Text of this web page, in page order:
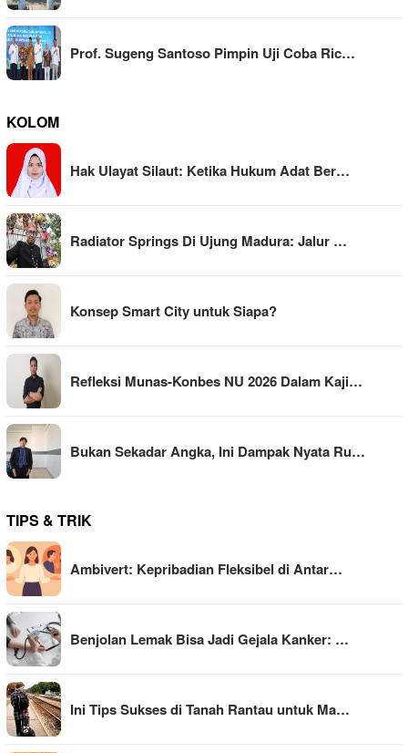
Prof. Sugeng Santoso Pimpin Uji Coba Ric…
KOLOM
Hak Ulayat Silaut: Ketika Hukum Adat Ber…
Radiator Springs Di Ujung Madura: Jalur …
Konsep Smart City untuk Siapa?
Refleksi Munas-Konbes NU 2026 Dalam Kaji…
Bukan Sekadar Angka, Ini Dampak Nyata Ru…
TIPS & TRIK
Ambivert: Kepribadian Fleksibel di Antar…
Benjolan Lemak Bisa Jadi Gejala Kanker: …
Ini Tips Sukses di Tanah Rantau untuk Ma…